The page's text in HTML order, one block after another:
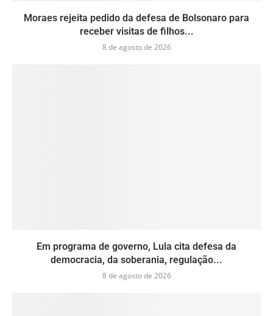
Moraes rejeita pedido da defesa de Bolsonaro para
receber visitas de filhos...
8 de agosto de 2026
Em programa de governo, Lula cita defesa da
democracia, da soberania, regulação...
8 de agosto de 2026